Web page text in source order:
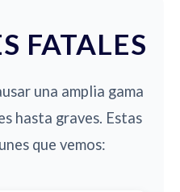
FATALES
una amplia gama
hasta graves. Estas
que vemos: